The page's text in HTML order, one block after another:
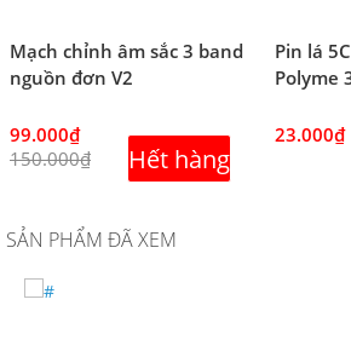
Mạch chỉnh âm sắc 3 band
nguồn đơn V2
99.000₫
150.000₫
Hết hàng
Pin lá
Polyme
23.000₫
SẢN PHẨM ĐÃ XEM